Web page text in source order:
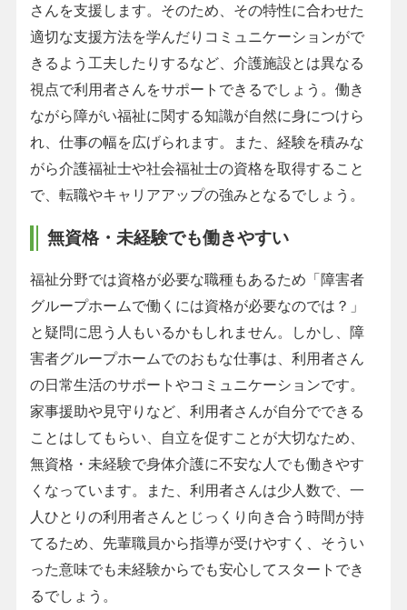
さんを支援します。そのため、その特性に合わせた
適切な支援方法を学んだりコミュニケーションがで
きるよう工夫したりするなど、介護施設とは異なる
視点で利用者さんをサポートできるでしょう。働き
ながら障がい福祉に関する知識が自然に身につけら
れ、仕事の幅を広げられます。また、経験を積みな
がら介護福祉士や社会福祉士の資格を取得すること
で、転職やキャリアアップの強みとなるでしょう。
無資格・未経験でも働きやすい
福祉分野では資格が必要な職種もあるため「障害者
グループホームで働くには資格が必要なのでは？」
と疑問に思う人もいるかもしれません。しかし、障
害者グループホームでのおもな仕事は、利用者さん
の日常生活のサポートやコミュニケーションです。
家事援助や見守りなど、利用者さんが自分でできる
ことはしてもらい、自立を促すことが大切なため、
無資格・未経験で身体介護に不安な人でも働きやす
くなっています。また、利用者さんは少人数で、一
人ひとりの利用者さんとじっくり向き合う時間が持
てるため、先輩職員から指導が受けやすく、そうい
った意味でも未経験からでも安心してスタートでき
るでしょう。